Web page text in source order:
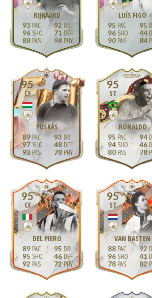
RIJKAARD
93
96
88
92
71
94
LUÍS FIGO
95
96
90
95
44
84
95
CF
PUSKÁS
89
97
93
93
48
78
95
ST
RONALDO
95
94
80
94
46
78
95
CF
DEL PIERO
89
95
92
95
46
72
95
ST
VAN BASTEN
88
96
78
92
41
82